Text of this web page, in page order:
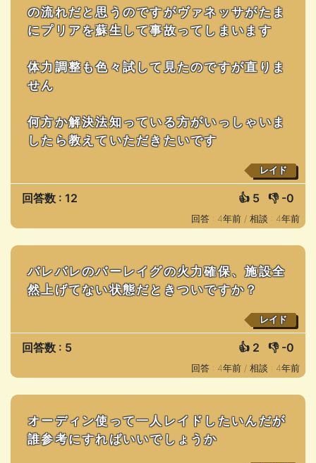
の流れだと思うのですがヴァネッサがたま
にプリアを蘇生して事故ってしまいます
体力調整も色々試して見たのですが直りま
せん
何方か解決法知っている方がいっしゃいま
したら教えていただきたいです
レイド
回答数 : 12 👍 5 👎 -0
回答 : 4年前 / 相談 : 4年前
バレバレのバーレイグの火力確保、施設全
然上げてない状態だときついですか？
レイド
回答数 : 5 👍 2 👎 -0
回答 : 4年前 / 相談 : 4年前
オーディン使って一人レイドしたいんだが
誰参考にすればいいでしょうか